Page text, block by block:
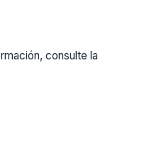
consulte la